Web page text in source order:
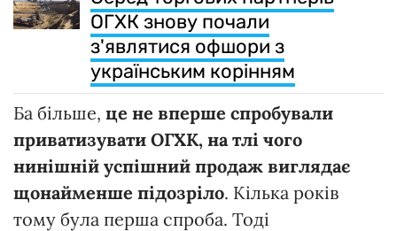
ОГХК знову почали
з'являтися офшори з
українським корінням
Ба більше, це не вперше спробували
приватизувати ОГХК, на тлі чого
нинішній успішний продаж виглядає
щонайменше підозріло. Кілька років
тому була перша спроба. Тоді